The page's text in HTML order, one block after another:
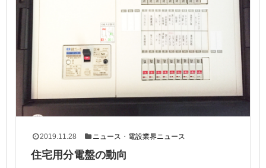
2019.11.28 ニュース ・ 電設業界ニュース
住宅用分電盤の動向